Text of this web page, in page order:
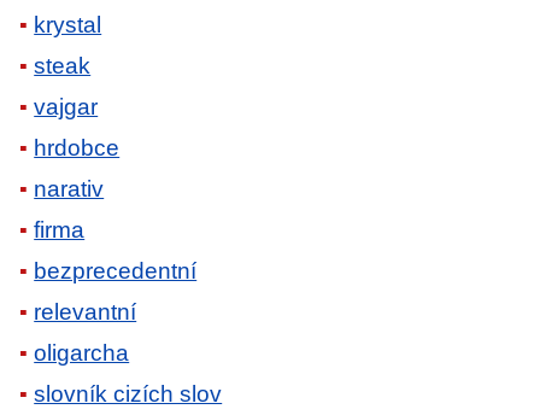
krystal
steak
vajgar
hrdobce
narativ
firma
bezprecedentní
relevantní
oligarcha
slovník cizích slov